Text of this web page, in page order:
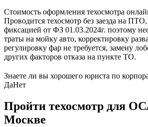
Стоимость оформления техосмотра
Проводится техосмотр без заезда на
фиксацией от ФЗ 01.03.2024г. поэтому
траты на мойку авто, корректировку
регулировку фар не требуется, замену
других факторов отказа на пункте ТО.
Знаете ли вы хорошего юриста по
ДаНет
Пройти техосмотр для
Москве